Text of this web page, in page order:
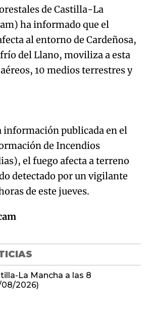
de Castilla-La
ha informado que el
al entorno de Cardeñosa,
del Llano, moviliza a esta
10 medios terrestres y
información publicada en el
de Incendios
el fuego afecta a terreno
detectado por un vigilante
de este jueves.
La Mancha a las 8
08/2026)